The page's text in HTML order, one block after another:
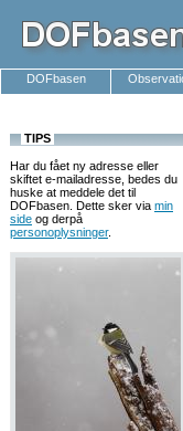
DOFbasen
TIPS
Har du fået ny adresse eller
skiftet e-mailadresse, bedes du
huske at meddele det til
DOFbasen. Dette sker via min
side og derpå
personoplysninger.